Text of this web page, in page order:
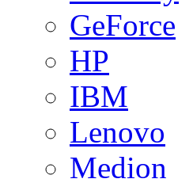
GeForce
HP
IBM
Lenovo
Medion